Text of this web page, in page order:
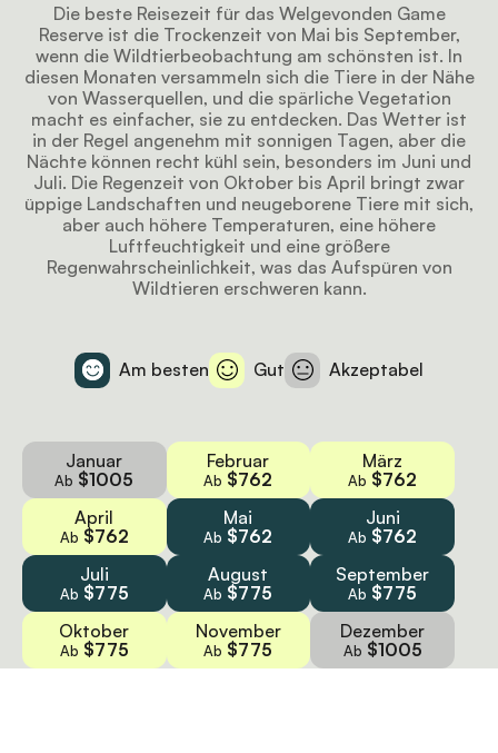
Die beste Reisezeit für das Welgevonden Game
Reserve ist die Trockenzeit von Mai bis September,
wenn die Wildtierbeobachtung am schönsten ist. In
diesen Monaten versammeln sich die Tiere in der Nähe
von Wasserquellen, und die spärliche Vegetation
macht es einfacher, sie zu entdecken. Das Wetter ist
in der Regel angenehm mit sonnigen Tagen, aber die
Nächte können recht kühl sein, besonders im Juni und
Juli. Die Regenzeit von Oktober bis April bringt zwar
üppige Landschaften und neugeborene Tiere mit sich,
aber auch höhere Temperaturen, eine höhere
Luftfeuchtigkeit und eine größere
Regenwahrscheinlichkeit, was das Aufspüren von
Wildtieren erschweren kann.
Am besten Gut Akzeptabel
Januar
Ab $1005
Februar
Ab $762
März
Ab $762
April
Ab $762
Mai
Ab $762
Juni
Ab $762
Juli
Ab $775
August
Ab $775
September
Ab $775
Oktober
Ab $775
November
Ab $775
Dezember
Ab $1005